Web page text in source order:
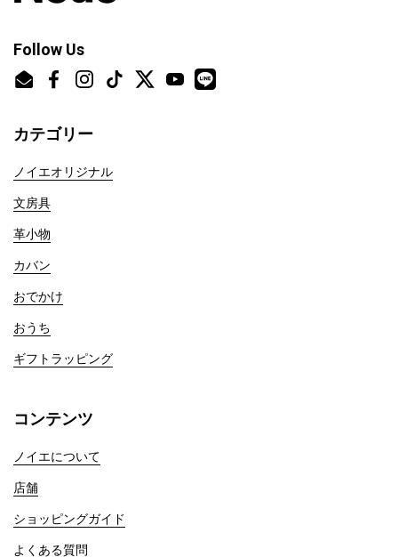
Follow Us
Email FacebookInstagramTikTokTwitterYouTube
カテゴリー
ノイエオリジナル
文房具
革小物
カバン
おでかけ
おうち
ギフトラッピング
コンテンツ
ノイエについて
店舗
ショッピングガイド
よくある質問